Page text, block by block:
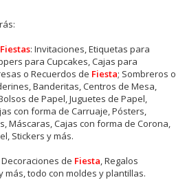
Fiestas: Invitaciones, Etiquetas para
para Cupcakes, Cajas para
o Recuerdos de Fiesta; Sombreros o
Banderitas, Centros de Mesa,
de Papel, Juguetes de Papel,
con forma de Carruaje, Pósters,
Máscaras, Cajas con forma de Corona,
Stickers y más.
de Fiesta , Regalos
más, todo con moldes y plantillas.